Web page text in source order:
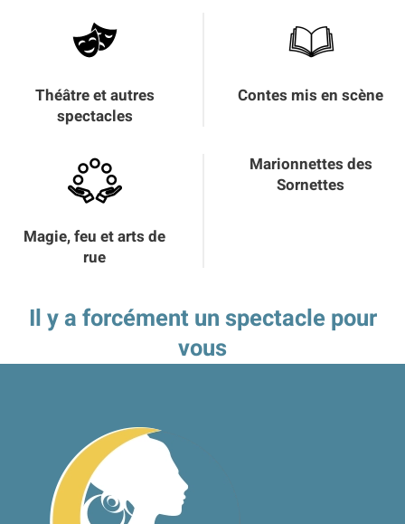
Théâtre et autres
spectacles
Contes mis en scène
Magie, feu et arts de
rue
Marionnettes des
Sornettes
Il y a forcément un spectacle pour
vous